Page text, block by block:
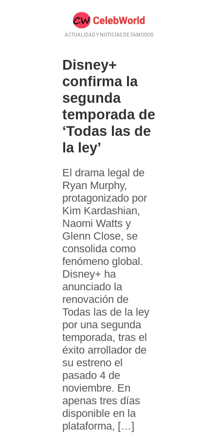
ACTUALIDAD Y NOTICIAS DE FAMOSOS
Disney+
confirma la
segunda
temporada de
‘Todas las de
la ley’
El drama legal de
Ryan Murphy,
protagonizado por
Kim Kardashian,
Naomi Watts y
Glenn Close, se
consolida como
fenómeno global.
Disney+ ha
anunciado la
renovación de
Todas las de la ley
por una segunda
temporada, tras el
éxito arrollador de
su estreno el
pasado 4 de
noviembre. En
apenas tres días
disponible en la
plataforma, […]